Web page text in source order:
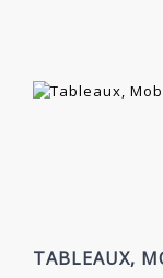
TABLEAUX,